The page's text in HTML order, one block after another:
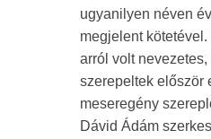
ugyanilyen néven
megjelent
arról volt
szerepeltek először
meseregény
Dávid Ádám